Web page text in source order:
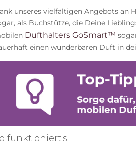
unseres vielfältigen Angebots an
als Buchstütze, die Deine
Dufthalters GoSmart™
einen wunderbaren Duft in
funktioniert‘s